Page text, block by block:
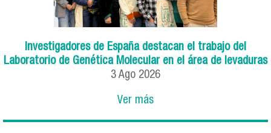
Investigadores de España destacan el trabajo del
Laboratorio de Genética Molecular en el área de levaduras
3 Ago 2026
Ver más